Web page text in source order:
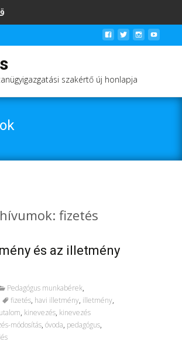
szakértő új honlapja
fizetés
és az illetmény
Pedagógus munkabérek,
fizetés, havi illetmény, illetmény,
, kinevezés, kinevezés
módosítás, óvoda, pedagógus,